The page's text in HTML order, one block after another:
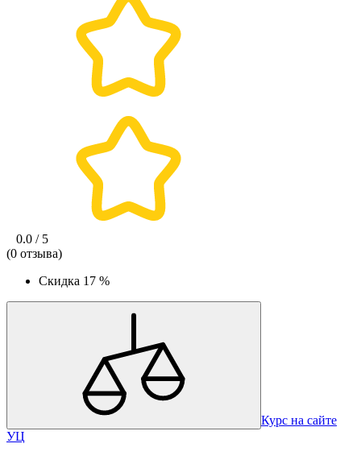
0.0 / 5
(0 отзыва)
Скидка 17 %
Курс на сайте
УЦ